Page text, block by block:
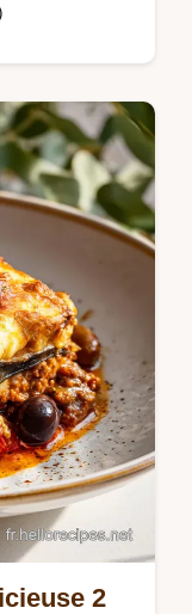
express
cuisson
chrono.
2